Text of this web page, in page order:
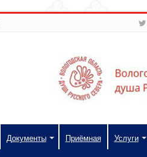
Документы Приёмная Услуги